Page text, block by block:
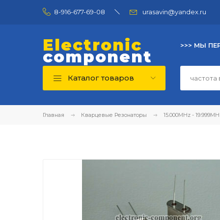
8-916-677-69-08 urasavin@yandex.ru
Electronic
component
>>> МЫ
Каталог товаров
Главная Кварцевые Резонаторы 15.000MHz -